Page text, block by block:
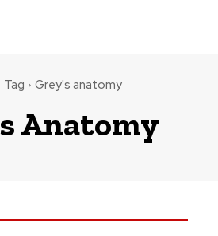
Tag Grey's anatomy
Anatomy